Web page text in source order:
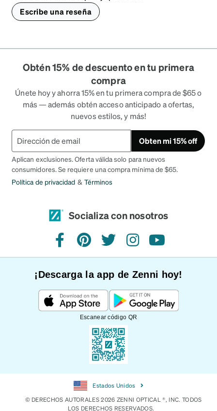
Escribe una reseña
Obtén 15% de descuento en tu primera
compra
Únete hoy y ahorra 15% en tu primera compra de $65 o
más — además obtén acceso anticipado a ofertas,
nuevos estilos, y más!
Obten mi 15% off
Aplican exclusiones. Oferta válida solo para nuevos
consumidores. Se requiere una compra mínima de $65.
Política de privacidad & Términos
Socializa con nosotros
FacebookPinterestTwitterInstagramYouTube
¡Descarga la app de Zenni hoy!
Escanear código QR
Estados Unidos
© DERECHOS AUTORALES 2026 ZENNI OPTICAL ®, INC. TODOS
LOS DERECHOS RESERVADOS.